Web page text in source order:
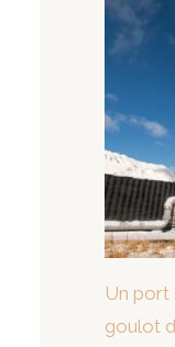
Un port
goulot